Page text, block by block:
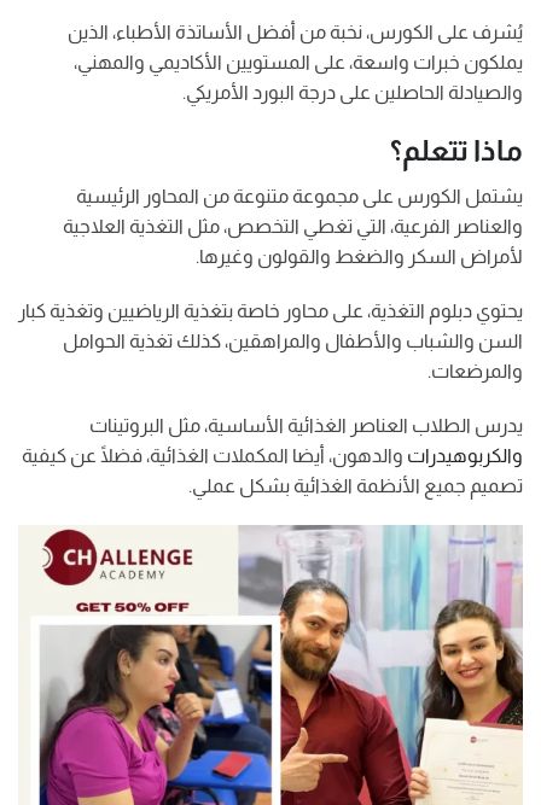
يُشرف على الكورس، نخبة من أفضل الأساتذة الأطباء، الذين
يملكون خبرات واسعة، على المستويين الأكاديمي والمهني،
والصيادلة الحاصلين على درجة البورد الأمريكي.
ماذا تتعلم؟
يشتمل الكورس على مجموعة متنوعة من المحاور الرئيسية
والعناصر الفرعية، التي تغطي التخصص، مثل التغذية العلاجية
لأمراض السكر والضغط والقولون وغيرها.
يحتوي دبلوم التغذية، على محاور خاصة بتغذية الرياضيين وتغذية كبار
السن والشباب والأطفال والمراهقين، كذلك تغذية الحوامل
والمرضعات.
يدرس الطلاب العناصر الغذائية الأساسية، مثل البروتينات
والكربوهيدرات والدهون، أيضا المكملات الغذائية، فضلًا عن كيفية
تصميم جميع الأنظمة الغذائية بشكل عملي.